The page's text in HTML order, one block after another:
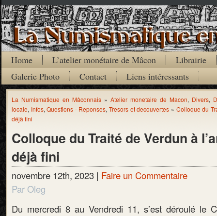
Home L’atelier monétaire de Mâcon
Librairie
Galerie Photo
Contact Liens intéressants
La Numismatique en Mâconnais » Atelier monetaire de Macon, Divers,
locale, Infos,Questions - Reponses,Tresors et decouvertes » Colloque du
déjà fini
Colloque du Traité de Verdun à
déjà fini
novembre 12th, 2023 | Faire un Commentaire
Par Oleg
Du mercredi 8 au Vendredi 11, s’est déroulé le